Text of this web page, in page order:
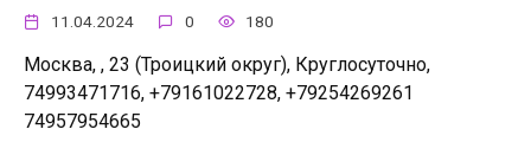
11.04.2024 0 180
Москва, , 23 (Троицкий округ), Круглосуточно,
74993471716, +79161022728, +79254269261
74957954665